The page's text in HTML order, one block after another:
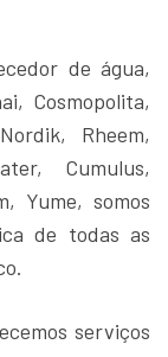
de água,
Cosmopolita,
Rheem,
Cumulus,
Yume, somos
de todas as
serviços